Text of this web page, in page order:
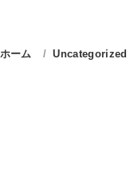
ホーム Uncategorized